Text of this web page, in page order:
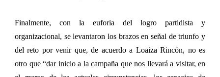
Finalmente, con la euforia del logro partidista y
organizacional, se levantaron los brazos en señal de triunfo y
del reto por venir que, de acuerdo a Loaiza Rincón, no es
otro que “dar inicio a la campaña que nos llevará a visitar, en